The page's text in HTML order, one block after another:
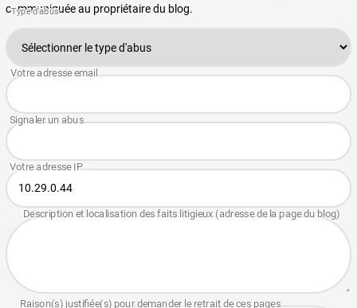
communiquée au propriétaire du blog.